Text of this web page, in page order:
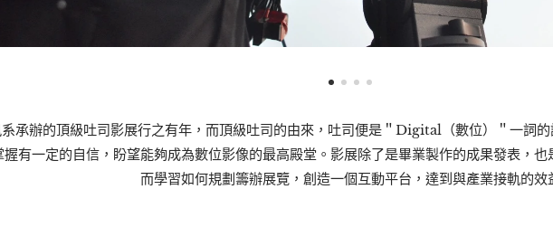
承辦的頂級吐司影展行之有年，而頂級吐司的由來，吐司便是＂Digital（數位）＂一詞
握有一定的自信，盼望能夠成為數位影像的最高殿堂。影展除了是畢業製作的成果發表，
而學習如何規劃籌辦展覽，創造一個互動平台，達到與產業接軌的效